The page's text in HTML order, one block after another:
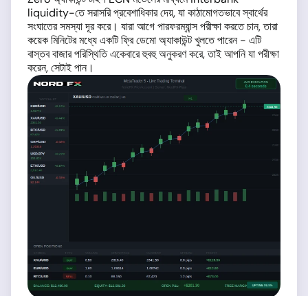
liquidity-তে সরাসরি প্রবেশাধিকার দেয়, যা কাঠামোগতভাবে স্বার্থের
সংঘাতের সমস্যা দূর করে। যারা আগে পারফরম্যান্স পরীক্ষা করতে চান, তারা
কয়েক মিনিটের মধ্যে একটি ফ্রি ডেমো অ্যাকাউন্ট খুলতে পারেন - এটি
বাস্তব বাজার পরিস্থিতি একেবারে হুবহু অনুকরণ করে, তাই আপনি যা পরীক্ষা
করেন, সেটাই পান।